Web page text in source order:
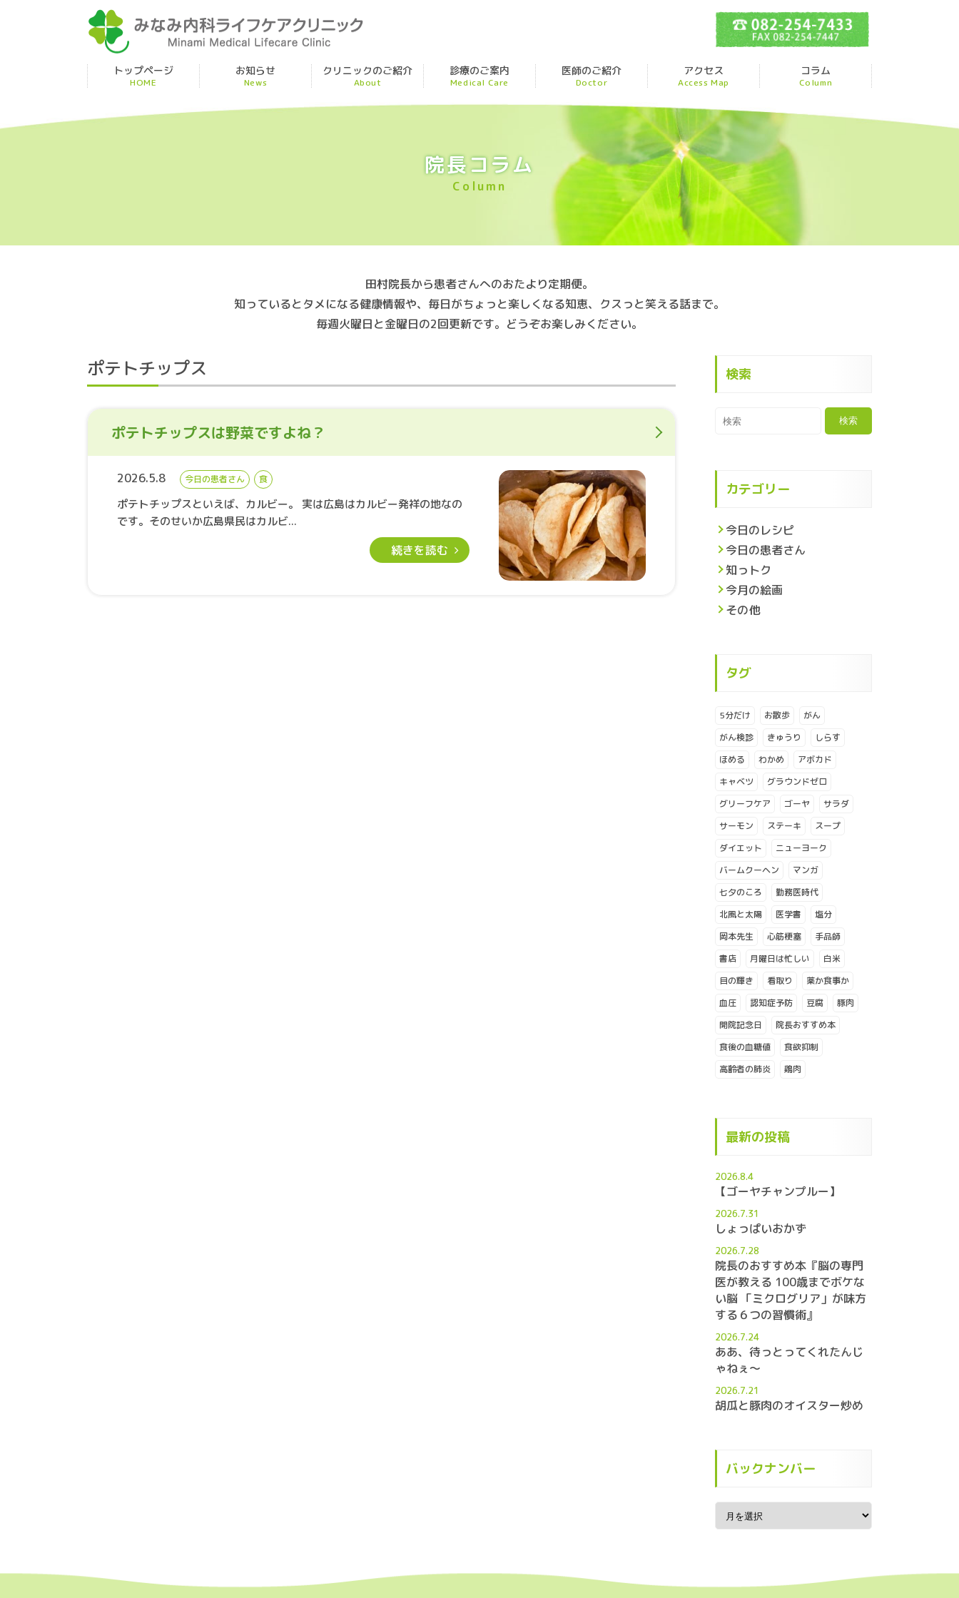
みなみ内科ライフケアクリニック
トップページ
HOME
お知らせ
News
クリニックのご紹介
About
診療のご案内
Medical Care
糖尿病治療について
健康診断・予防接種・検査について
医師のご紹介
Doctor
アクセス
Access Map
コラム
Column
院長コラム
Column
田村院長から患者さんへのおたより定期便。
知っているとタメになる健康情報や、 毎日がちょっと楽しくなる知恵、 クスっと笑える話まで。
毎週火曜日と金曜日の2回更新です。 どうぞお楽しみください。
ポテトチップス
ポテトチップスは野菜ですよね？
2026.5.8 今日の患者さん 食
ポテトチップスといえば、カルビー。 実は広島はカルビー発祥の地なの
です。そのせいか広島県民はカルビ...
続きを読む
検索
カテゴリー
今日のレシピ
今日の患者さん
知っトク
今月の絵画
その他
タグ
5分だけ お散歩
がん
がん検診
きゅうり
しらす
ほめる
わかめ
アボカド
キャベツ
グラウンドゼロ
グリーフケア
ゴーヤ
サラダ
サーモン
ステーキ
スープ
ダイエット
ニューヨーク
バームクーヘン
マンガ
七夕のころ
勤務医時代
北風と太陽
医学書
塩分
岡本先生
心筋梗塞
手品師
書店
月曜日は忙しい
白米
目の輝き
看取り
薬か食事か
血圧
認知症予防 豆腐
豚肉
開院記念日
院長おすすめ本
食後の血糖値
食欲抑制
高齢者の肺炎
鶏肉
最新の投稿
2026.8.4
【ゴーヤチャンプルー】
2026.7.31
しょっぱいおかず
2026.7.28
院長のおすすめ本『脳の専門
医が教える 100歳までボケな
い脳 「ミクログリア」が味方
する６つの習慣術』
2026.7.24
ああ、待っとってくれたんじ
ゃねぇ～
2026.7.21
胡瓜と豚肉のオイスター炒め
バックナンバー